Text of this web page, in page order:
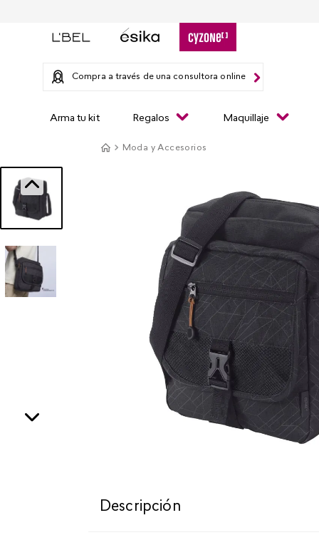
Compra a través de una consultora online
Arma tu kit Regalos Maquillaje
Moda y Accesorios
Descripción